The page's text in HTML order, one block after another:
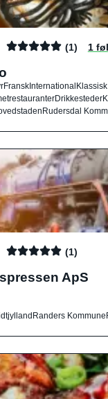
(1) 1
FranskInternationalKlassisk
Drikkesteder
Rudersdal
(1)
ApS
Randers Kommune